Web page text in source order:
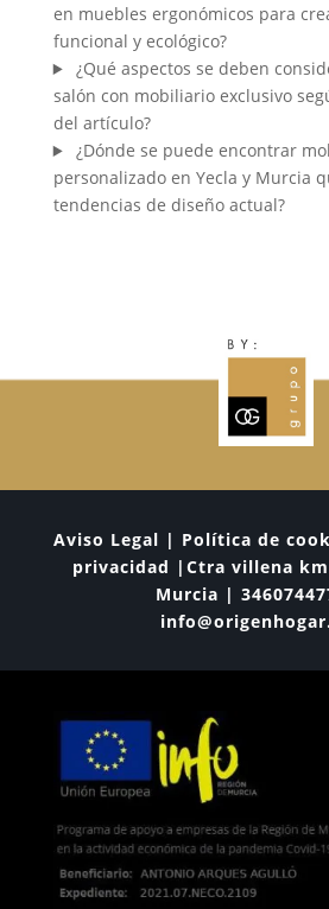
en muebles ergonómicos para
funcional y ecológico?
¿Qué aspectos se deben
salón con mobiliario exclusivo
del artículo?
¿Dónde se puede encontrar
personalizado en Yecla y Murcia
tendencias de diseño actual?
Aviso Legal | Política de
privacidad |Ctra villena km
Murcia |